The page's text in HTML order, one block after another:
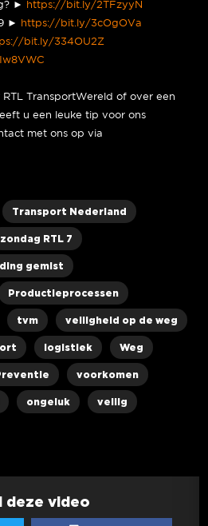
► https://bit.ly/2TFzyyN
► https://bit.ly/3cOgOVa
bit.ly/334OU2Z
TransportWereld of over een
u een leuke tip voor ons
met ons op via
Transport Nederland
zondag RTL 7
gemist
Productieprocessen
tvm veiligheid op de weg
logistiek Weg
voorkomen
ongeluk veilig
deze video